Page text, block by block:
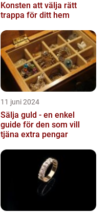
Konsten att välja rätt
trappa för ditt hem
11 juni 2024
Sälja guld - en enkel
guide för den som vill
tjäna extra pengar